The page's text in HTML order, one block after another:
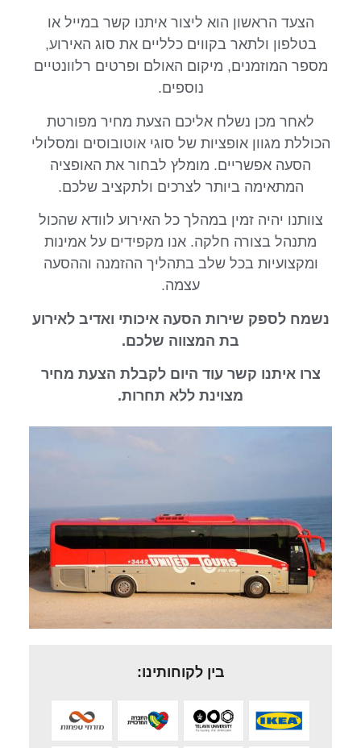
הצעד הראשון הוא ליצור איתנו קשר במייל או
בטלפון ולתאר בקווים כלליים את סוג האירוע,
מספר המוזמנים, מיקום האולם ופרטים רלוונטיים
נוספים.
לאחר מכן נשלח אליכם הצעת מחיר מפורטת
הכוללת מגוון אופציות של סוגי אוטובוסים ומסלולי
הסעה אפשריים. מומלץ לבחור את האופציה
המתאימה ביותר לצרכים ולתקציב שלכם.
צוותנו יהיה זמין במהלך כל האירוע לוודא שהכול
מתנהל בצורה חלקה. אנו מקפידים על אמינות
ומקצועיות בכל שלב בתהליך ההזמנה וההסעה
עצמה.
נשמח לספק שירות הסעה איכותי ואדיב לאירוע
בת המצווה שלכם.
צרו איתנו קשר עוד היום לקבלת הצעת מחיר
מצוינת ללא תחרות.
בין לקוחותינו: